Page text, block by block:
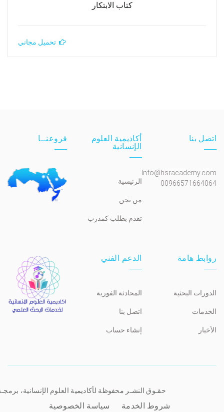
كتاب الابتكار
تحميل مجاني
اتصل بنا
Info@hsracademy.com
00966571664064
أكاديمية العلوم
الإنسانية
الرئيسية
من نحن
تقدم بطلب كمدرب
فروعنــا
روابط هامة
الدورات البحثية
الخدمات
الأخبار
الدعم الفني
المحادثة الفورية
اتصل بنا
إنشاء حساب
حقـوق النشـر محفوظة لأكاديمية العلوم الإنسانية،
شروط الخدمة سياسة الخصوصية